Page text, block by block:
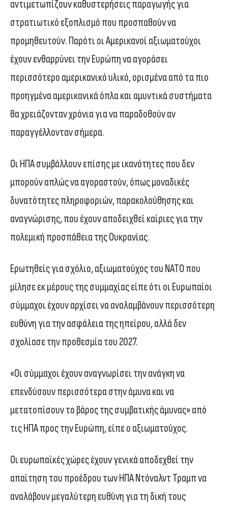
αντιμετωπίζουν καθυστερήσεις παραγωγής για
στρατιωτικό εξοπλισμό που προσπαθούν να
προμηθευτούν. Παρότι οι Αμερικανοί αξιωματούχοι
έχουν ενθαρρύνει την Ευρώπη να αγοράσει
περισσότερο αμερικανικό υλικό, ορισμένα από τα πιο
προηγμένα αμερικανικά όπλα και αμυντικά συστήματα
θα χρειάζονταν χρόνια για να παραδοθούν αν
παραγγέλλονταν σήμερα.
Οι ΗΠΑ συμβάλλουν επίσης με ικανότητες που δεν
μπορούν απλώς να αγοραστούν, όπως μοναδικές
δυνατότητες πληροφοριών, παρακολούθησης και
αναγνώρισης, που έχουν αποδειχθεί καίριες για την
πολεμική προσπάθεια της Ουκρανίας.
Ερωτηθείς για σχόλιο, αξιωματούχος του ΝΑΤΟ που
μίλησε εκ μέρους της συμμαχίας είπε ότι οι Ευρωπαίοι
σύμμαχοι έχουν αρχίσει να αναλαμβάνουν περισσότερη
ευθύνη για την ασφάλεια της ηπείρου, αλλά δεν
σχολίασε την προθεσμία του 2027.
«Οι σύμμαχοι έχουν αναγνωρίσει την ανάγκη να
επενδύσουν περισσότερα στην άμυνα και να
μετατοπίσουν το βάρος της συμβατικής άμυνας» από
τις ΗΠΑ προς την Ευρώπη, είπε ο αξιωματούχος.
Οι ευρωπαϊκές χώρες έχουν γενικά αποδεχθεί την
απαίτηση του προέδρου των ΗΠΑ Ντόναλντ Τραμπ να
αναλάβουν μεγαλύτερη ευθύνη για τη δική τους